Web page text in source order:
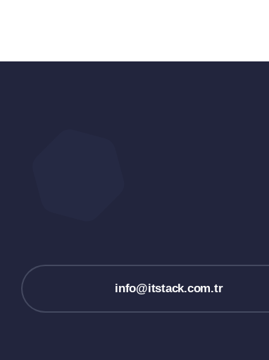
info@itstack.com.tr